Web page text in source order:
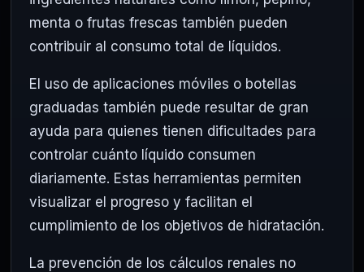
menta o frutas frescas también pueden
contribuir al consumo total de líquidos.
El uso de aplicaciones móviles o botellas
graduadas también puede resultar de gran
ayuda para quienes tienen dificultades para
controlar cuánto líquido consumen
diariamente. Estas herramientas permiten
visualizar el progreso y facilitan el
cumplimiento de los objetivos de hidratación.
La prevención de los cálculos renales no